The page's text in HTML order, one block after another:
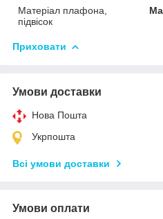
Матеріал плафона,
підвісок
Приховати
Умови доставки
Нова Пошта
Укрпошта
Всі умови доставки
Умови оплати